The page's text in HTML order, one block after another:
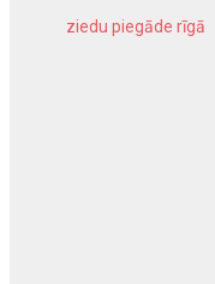
ziedu piegāde rīgā